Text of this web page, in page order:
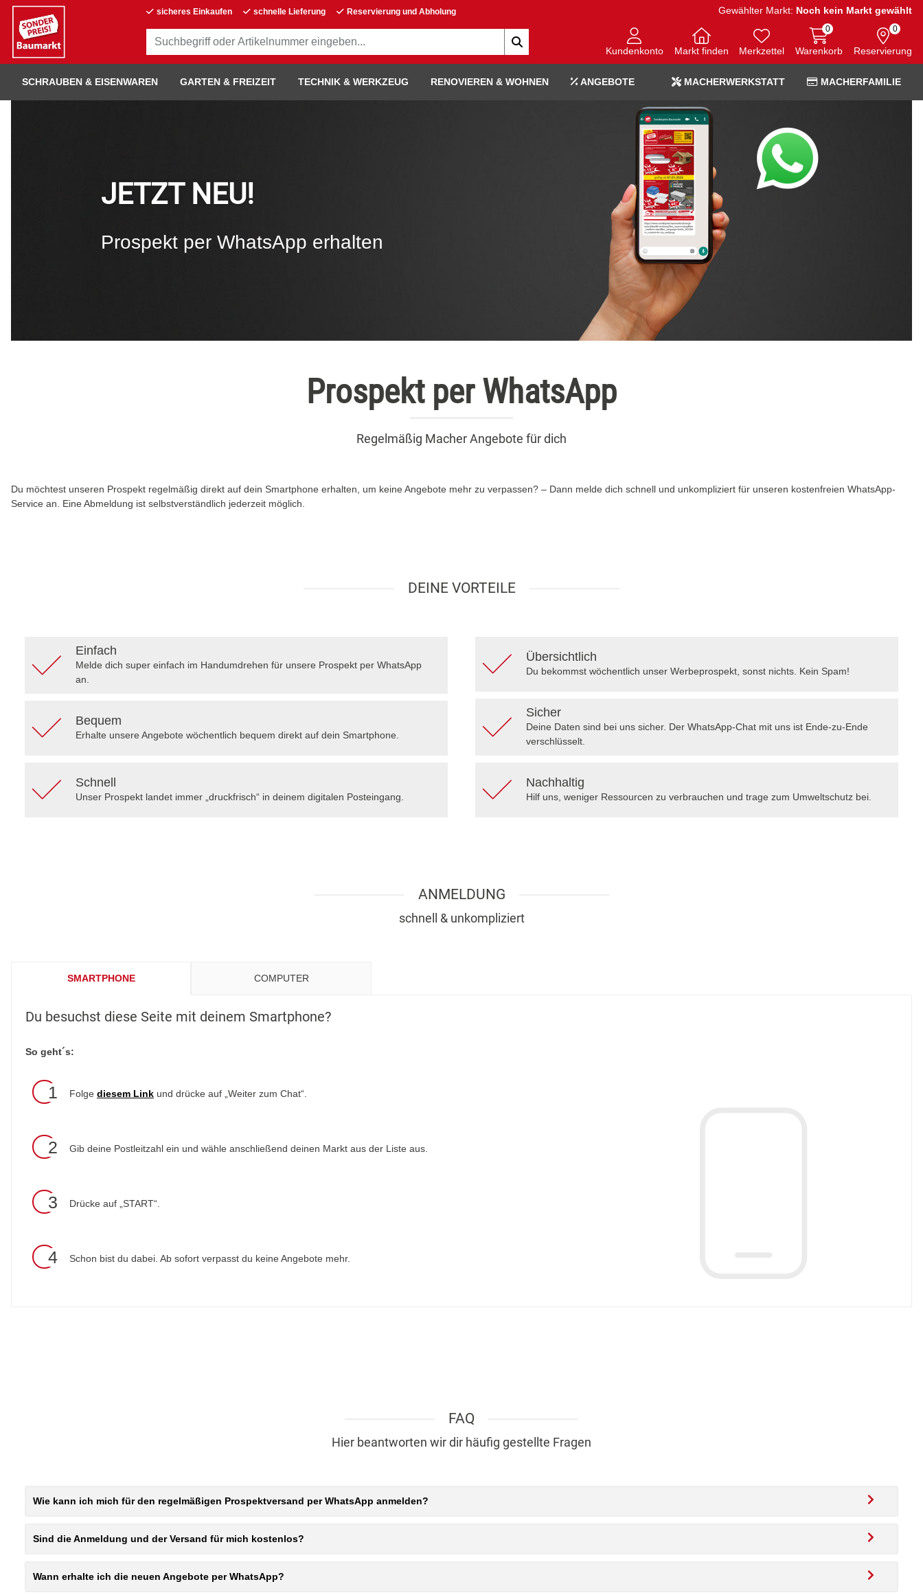
sicheres Einkaufen schnelle Lieferung Reservierung und Abholung Gewählter Markt: Noch kein Markt gewählt
Kundenkonto Markt finden Merkzettel Warenkorb
0
Reservierung
0
SCHRAUBEN & EISENWAREN GARTEN & FREIZEIT TECHNIK & WERKZEUG RENOVIEREN & WOHNEN ANGEBOTE MACHERWERKSTATT MACHERFAMILIE
JETZT NEU!
Prospekt per WhatsApp erhalten
Prospekt per WhatsApp
Regelmäßig Macher Angebote für dich
Du möchtest unseren Prospekt regelmäßig direkt auf dein Smartphone erhalten, um keine Angebote mehr zu verpassen? – Dann melde dich schnell und unkompliziert für unseren kostenfreien WhatsApp-
Service an. Eine Abmeldung ist selbstverständlich jederzeit möglich.
DEINE VORTEILE
Einfach
Melde dich super einfach im Handumdrehen für unsere Prospekt per WhatsApp
an.
Bequem
Erhalte unsere Angebote wöchentlich bequem direkt auf dein Smartphone.
Schnell
Unser Prospekt landet immer „druckfrisch“ in deinem digitalen Posteingang.
Übersichtlich
Du bekommst wöchentlich unser Werbeprospekt, sonst nichts. Kein Spam!
Sicher
Deine Daten sind bei uns sicher. Der WhatsApp-Chat mit uns ist Ende-zu-Ende
verschlüsselt.
Nachhaltig
Hilf uns, weniger Ressourcen zu verbrauchen und trage zum Umweltschutz bei.
ANMELDUNG
schnell & unkompliziert
SMARTPHONE COMPUTER
Du besuchst diese Seite mit deinem Smartphone?
So geht´s:
1 Folge diesem Link und drücke auf „Weiter zum Chat“.
2 Gib deine Postleitzahl ein und wähle anschließend deinen Markt aus der Liste aus.
3 Drücke auf „START“.
4 Schon bist du dabei. Ab sofort verpasst du keine Angebote mehr.
FAQ
Hier beantworten wir dir häufig gestellte Fragen
Wie kann ich mich für den regelmäßigen Prospektversand per WhatsApp anmelden?
Sind die Anmeldung und der Versand für mich kostenlos?
Wann erhalte ich die neuen Angebote per WhatsApp?